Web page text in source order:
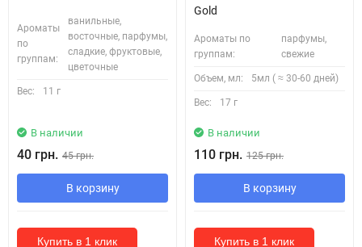
Ароматы
по
группам:
ванильные,
восточные, парфумы,
сладкие, фруктовые,
цветочные
Вес: 11 г
В наличии
40 грн. 45 грн.
В корзину
Купить в 1 клик
Gold
Ароматы по
группам:
парфумы,
свежие
Объем, мл: 5мл ( ≈ 30-60 дней)
Вес: 17 г
В наличии
110 грн. 125 грн.
В корзину
Купить в 1 клик